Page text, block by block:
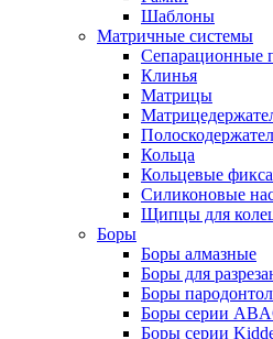
Шаблоны
Матричные системы
Сепарационные
Клинья
Матрицы
Кольца
Кольцевые
Силиконовые
Щипцы для
Боры
Боры алмазные
Боры для
Боры
Боры серии
Боры серии